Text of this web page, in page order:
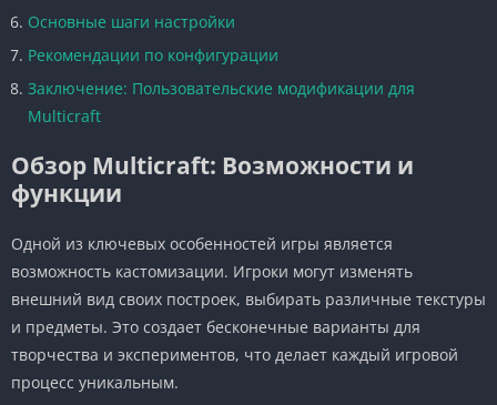
Основные шаги настройки
Рекомендации по конфигурации
Заключение: Пользовательские модификации для
Multicraft
Обзор Multicraft: Возможности и
функции
Одной из ключевых особенностей игры является
возможность кастомизации. Игроки могут изменять
внешний вид своих построек, выбирать различные текстуры
и предметы. Это создает бесконечные варианты для
творчества и экспериментов, что делает каждый игровой
процесс уникальным.